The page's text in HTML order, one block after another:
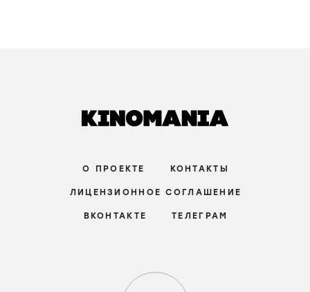
О ПРОЕКТЕ КОНТАКТЫ
ЛИЦЕНЗИОННОЕ СОГЛАШЕНИЕ
ВКОНТАКТЕ ТЕЛЕГРАМ